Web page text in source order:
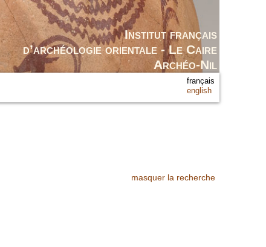
Institut français
d’archéologie orientale - Le Caire
Archéo-Nil
français
english
masquer la recherche